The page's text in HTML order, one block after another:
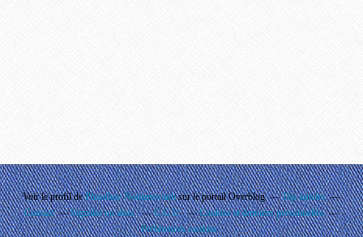
Voir le profil dePhouthay Nontanovanhsur le portail Overblog
Top articles
Contact
Signaler un abus C.G.U.
Cookies et données personnelles
Préférences cookies